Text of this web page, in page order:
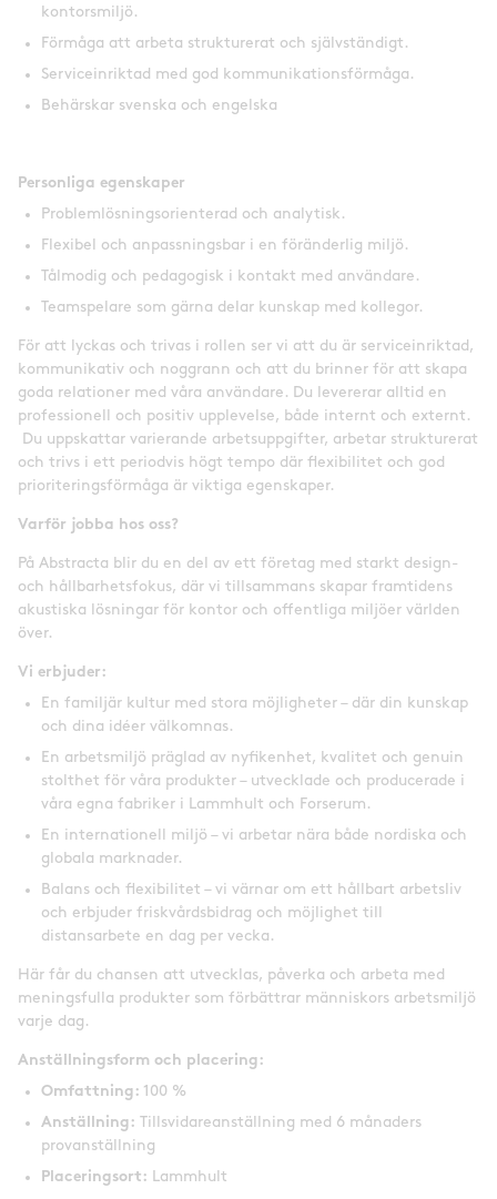
kontorsmiljö.
Förmåga att arbeta strukturerat och självständigt.
Serviceinriktad med god kommunikationsförmåga.
Behärskar svenska och engelska
Personliga egenskaper
Problemlösningsorienterad och analytisk.
Flexibel och anpassningsbar i en föränderlig miljö.
Tålmodig och pedagogisk i kontakt med användare.
Teamspelare som gärna delar kunskap med kollegor.
För att lyckas och trivas i rollen ser vi att du är serviceinriktad,
kommunikativ och noggrann och att du brinner för att skapa
goda relationer med våra användare. Du levererar alltid en
professionell och positiv upplevelse, både internt och externt.
Du uppskattar varierande arbetsuppgifter, arbetar strukturerat
och trivs i ett periodvis högt tempo där flexibilitet och god
prioriteringsförmåga är viktiga egenskaper.
Varför jobba hos oss?
På Abstracta blir du en del av ett företag med starkt design-
och hållbarhetsfokus, där vi tillsammans skapar framtidens
akustiska lösningar för kontor och offentliga miljöer världen
över.
Vi erbjuder:
En familjär kultur med stora möjligheter – där din kunskap
och dina idéer välkomnas.
En arbetsmiljö präglad av nyfikenhet, kvalitet och genuin
stolthet för våra produkter – utvecklade och producerade i
våra egna fabriker i Lammhult och Forserum.
En internationell miljö – vi arbetar nära både nordiska och
globala marknader.
Balans och flexibilitet – vi värnar om ett hållbart arbetsliv
och erbjuder friskvårdsbidrag och möjlighet till
distansarbete en dag per vecka.
Här får du chansen att utvecklas, påverka och arbeta med
meningsfulla produkter som förbättrar människors arbetsmiljö
varje dag.
Anställningsform och placering:
Omfattning: 100 %
Anställning: Tillsvidareanställning med 6 månaders
provanställning
Placeringsort: Lammhult